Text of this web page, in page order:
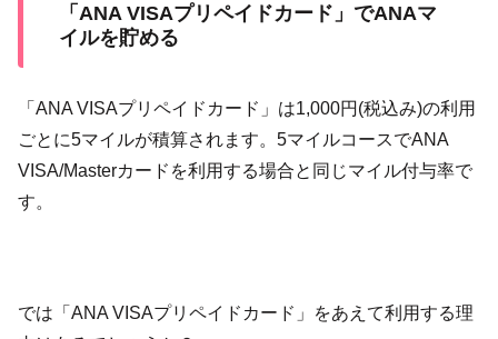
「ANA VISAプリペイドカード」でANAマ
イルを貯める
「ANA VISAプリペイドカード」は1,000円(税込み)の利用
ごとに5マイルが積算されます。5マイルコースでANA
VISA/Masterカードを利用する場合と同じマイル付与率で
す。
では「ANA VISAプリペイドカード」をあえて利用する理